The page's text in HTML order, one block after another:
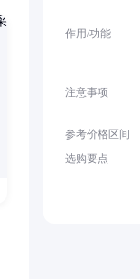
作用/功能
注意事项
参考价格区间
选购要点